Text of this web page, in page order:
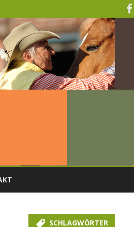
FREITAG, 10. MÄRZ
SCHLAGWÖRTER